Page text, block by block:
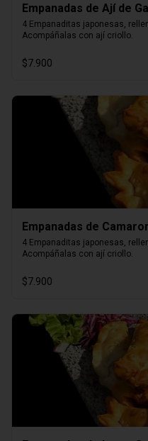
Empanadas de Ají de
4 Empanaditas japonesas,
Acompáñalas con ají criollo.
$7.900
Empanadas de
4 Empanaditas japonesas,
Acompáñalas con ají criollo.
$7.900